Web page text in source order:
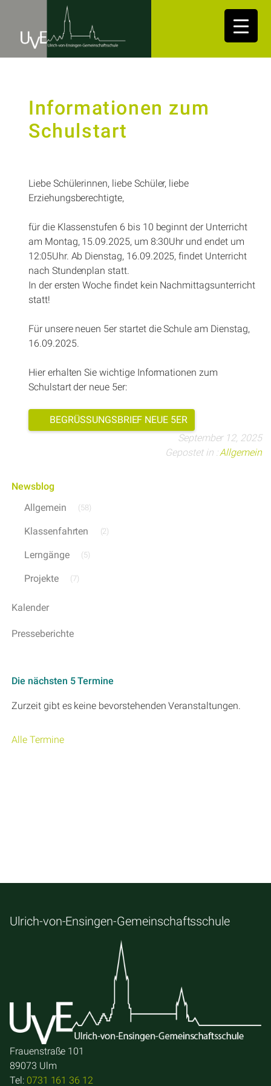
Informationen zum
Schulstart
Liebe Schülerinnen, liebe Schüler, liebe
Erziehungsberechtigte,
für die Klassenstufen 6 bis 10 beginnt der Unterricht
am Montag, 15.09.2025, um 8:30Uhr und endet um
12:05Uhr. Ab Dienstag, 16.09.2025, findet Unterricht
nach Stundenplan statt.
In der ersten Woche findet kein Nachmittagsunterricht
statt!
Für unsere neuen 5er startet die Schule am Dienstag,
16.09.2025.
Hier erhalten Sie wichtige Informationen zum
Schulstart der neue 5er:
BEGRÜSSUNGSBRIEF NEUE 5ER
September 12, 2025
Gepostet in :Allgemein
Newsblog
Allgemein
(58)
Klassenfahrten (2)
Lerngänge (5)
Projekte (7)
Kalender
Presseberichte
Die nächsten 5 Termine
Zurzeit gibt es keine bevorstehenden Veranstaltungen.
Alle Termine
Ulrich-von-Ensingen-Gemeinschaftsschule
Frauenstraße 101
89073 Ulm
Tel: 0731 161 36 12